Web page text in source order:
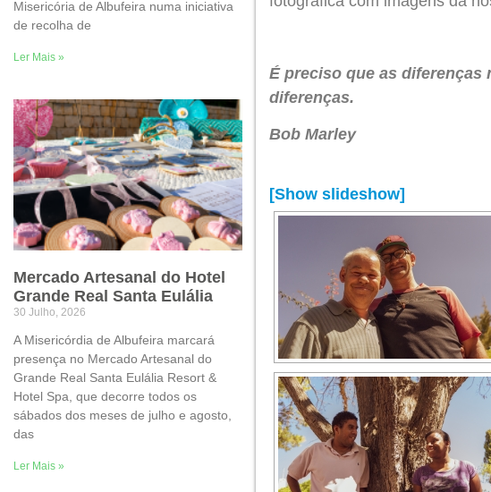
Misericória de Albufeira numa iniciativa
de recolha de
Ler Mais »
Mercado Artesanal do Hotel
Grande Real Santa Eulália
30 Julho, 2026
A Misericórdia de Albufeira marcará
presença no Mercado Artesanal do
Grande Real Santa Eulália Resort &
Hotel Spa, que decorre todos os
sábados dos meses de julho e agosto,
das
Ler Mais »
É preciso que as diferenças
diferenças.
Bob Marley
[Show slideshow]